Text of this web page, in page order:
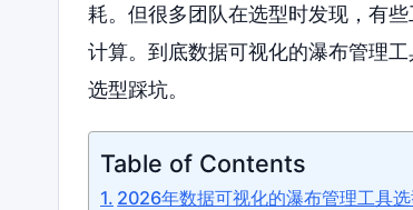
耗。但很多团队在选型时发现，有
计算。到底数据可视化的瀑布管理
选型踩坑。
Table of Contents
2026年数据可视化的瀑布管理工具